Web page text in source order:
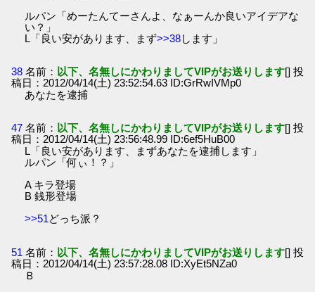
ルパン「めーたんてーさんよ、なぁーんか良いアイデアな
い？」
L「良い安があります、まず>>38します」
38 名前： 以下、名無しにかわりましてVIPがお送りします[] 投
稿日：2012/04/14(土) 23:52:54.63 ID:GrRwIVMp0
あなたを逮捕
47 名前： 以下、名無しにかわりましてVIPがお送りします[] 投
稿日：2012/04/14(土) 23:56:48.99 ID:6ef5HuB00
L「良い安があります、まずあなたを逮捕します」
ルパン「何ぃ！？」
A キラ登場
B 銭形登場
>>51どっち派？
51 名前： 以下、名無しにかわりましてVIPがお送りします[] 投
稿日：2012/04/14(土) 23:57:28.08 ID:XyEt5NZa0
Ｂ